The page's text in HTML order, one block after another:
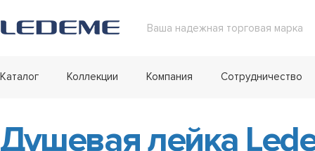
Ваша надежная торговая марка
Каталог Коллекции Компания Сотрудничество
Душевая лейка